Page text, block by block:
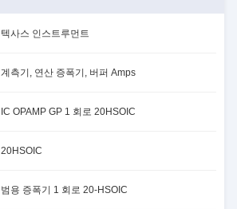
텍사스 인스트루먼트
계측기, 연산 증폭기, 버퍼 Amps
IC OPAMP GP 1 회로 20HSOIC
20HSOIC
범용 증폭기 1 회로 20-HSOIC